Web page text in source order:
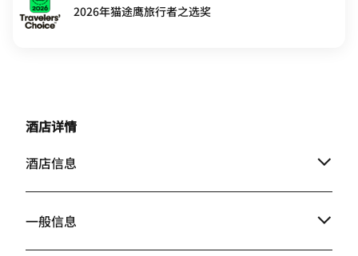
2026年猫途鹰旅行者之选奖
酒店详情
酒店信息
一般信息